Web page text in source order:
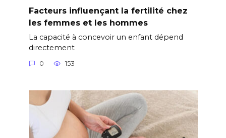
Facteurs influençant la fertilité chez
les femmes et les hommes
La capacité à concevoir un enfant dépend
directement
0 153